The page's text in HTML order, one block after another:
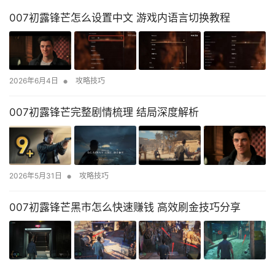
007初露锋芒怎么设置中文 游戏内语言切换教程
2026年6月4日 • 攻略技巧
007初露锋芒完整剧情梳理 结局深度解析
2026年5月31日 • 攻略技巧
007初露锋芒黑市怎么快速赚钱 高效刷金技巧分享